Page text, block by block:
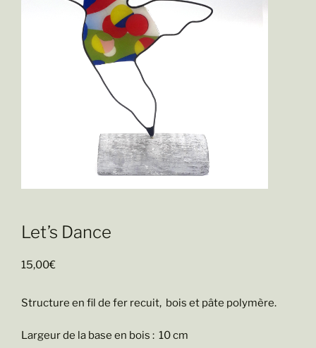
Let’s Dance
15,00€
Structure en fil de fer recuit, bois et pâte polymère.
Largeur de la base en bois : 10 cm